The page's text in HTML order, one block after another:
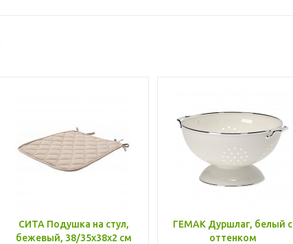
СИТА Подушка на стул,
бежевый, 38/35x38x2 см
ГЕМАК Дуршлаг, белый с
оттенком